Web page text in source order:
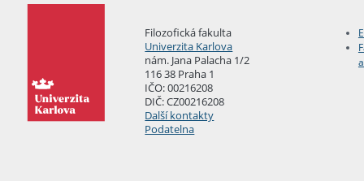
Filozofická fakulta
Univerzita Karlova
nám. Jana Palacha 1/2
116 38 Praha 1
IČO: 00216208
DIČ: CZ00216208
Další kontakty
Podatelna